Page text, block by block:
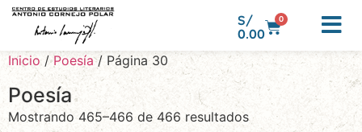
S/
0.00
0
Inicio/Poesía/ Página 30
Poesía
Mostrando 465–466 de 466 resultados